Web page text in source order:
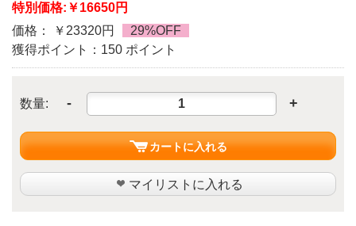
特別価格: ￥16650円
価格： ￥23320円
29%OFF
獲得ポイント：150 ポイント
数量: - +
カートに入れる
マイリストに入れる